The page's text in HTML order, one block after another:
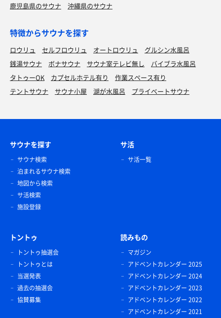
鹿児島県のサウナ
沖縄県のサウナ
特徴からサウナを探す
ロウリュ セルフロウリュ オートロウリュ
グルシン水風呂
銭湯サウナ
ボナサウナ サウナ室テレビ無し
バイブラ水風呂
タトゥーOK
カプセルホテル有り
作業スペース有り
テントサウナ
サウナ小屋 湖が水風呂 プライベートサウナ
サウナを探す
サウナ検索
泊まれるサウナ検索
地図から検索
サ活検索
施設登録
サ活
サ活一覧
トントゥ
トントゥ抽選会
トントゥとは
当選発表
過去の抽選会
協賛募集
読みもの
マガジン
アドベントカレンダー 2025
アドベントカレンダー 2024
アドベントカレンダー 2023
アドベントカレンダー 2022
アドベントカレンダー 2021